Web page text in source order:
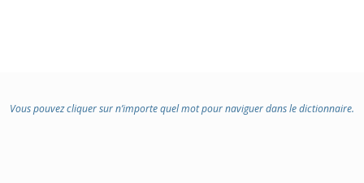
Vous pouvez cliquer sur n’importe quel mot pour naviguer dans le dictionnaire.